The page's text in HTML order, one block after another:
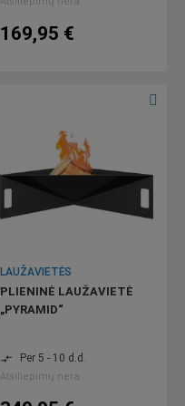
169,95 €
LAUŽAVIETĖS
PLIENINĖ LAUŽAVIETĖ
„PYRAMID“
compare_arrows Per 5 - 10 d.d.
Atsiliepimų nėra